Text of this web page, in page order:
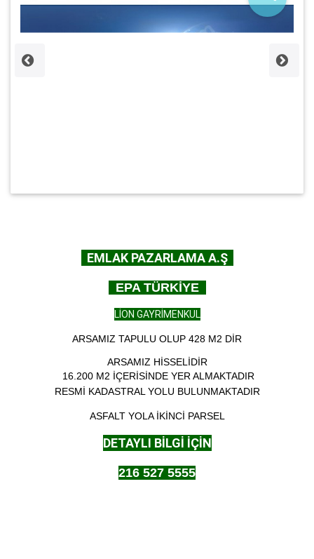
EMLAK PAZARLAMA A.Ş
EPA TÜRKİYE
LİON GAYRİMENKUL
ARSAMIZ TAPULU OLUP 428 M2 DİR
ARSAMIZ HİSSELİDİR
16.200 M2 İÇERİSİNDE YER ALMAKTADIR
RESMİ KADASTRAL YOLU BULUNMAKTADIR
ASFALT YOLA İKİNCİ PARSEL
DETAYLI BİLGİ İÇİN
216 527 5555